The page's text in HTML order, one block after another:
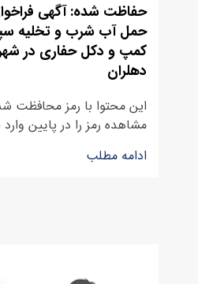
حفاظت شده: آگهی
حمل آب شرب و تخلیه
کمپ و دکل حفاری در
دهلران
این محتوا با رمز محافظت
مشاهده رمز را در پایین وارد
ادامه مطلب